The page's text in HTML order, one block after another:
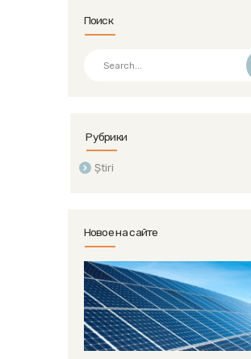
Поиск
Рубрики
Știri
Новое на сайте